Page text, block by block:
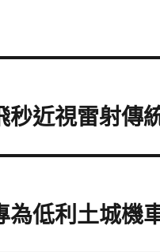
秒近視雷射傳
為低利土城機